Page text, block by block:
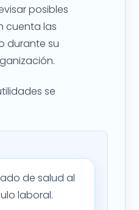
posibles
cuenta las
durante su
se
de salud al
laboral.